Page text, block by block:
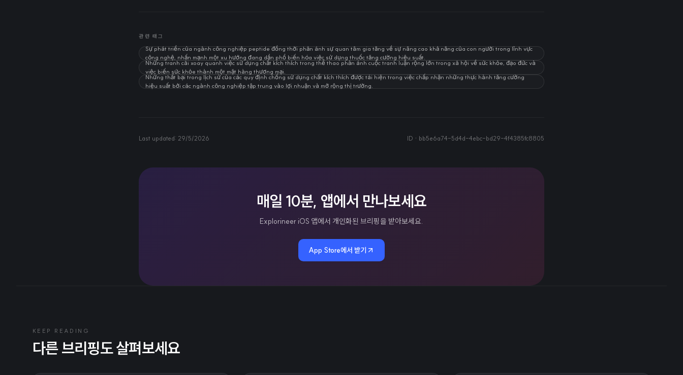
관련 태그
Sự phát triển của ngành công nghiệp peptide đồng thời phản ánh sự quan tâm gia tăng về sự nâng cao khả năng của con người trong lĩnh vực
công nghệ, nhấn mạnh một xu hướng đang dần phổ biến hóa việc sử dụng thuốc tăng cường hiệu suất.
Những tranh cãi xoay quanh việc sử dụng chất kích thích trong thể thao phản ánh cuộc tranh luận rộng lớn trong xã hội về sức khỏe, đạo đức và
việc biến sức khỏe thành một mặt hàng thương mại.
Những thất bại trong lịch sử của các quy định chống sử dụng chất kích thích được tái hiện trong việc chấp nhận những thực hành tăng cường
hiệu suất bởi các ngành công nghiệp tập trung vào lợi nhuận và mở rộng thị trường.
Last updated: 29/5/2026 ID · bb5e6a74-5d4d-4ebc-bd29-4f4385fc8805
매일 10분, 앱에서 만나보세요
Explorineer iOS 앱에서 개인화된 브리핑을 받아보세요.
App Store에서 받기
KEEP READING
다른 브리핑도 살펴보세요